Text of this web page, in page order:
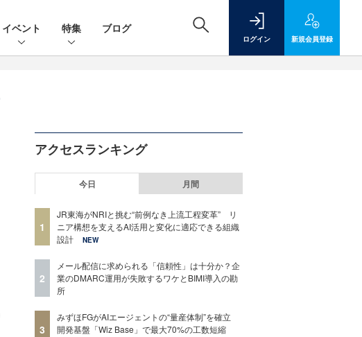
イベント 特集 ブログ
ログイン 新規会員登録
アクセスランキング
今日 月間
1
JR東海がNRIと挑む“前例なき上流工程変革” リ
ニア構想を支えるAI活用と変化に適応できる組織
設計
NEW
2
メール配信に求められる「信頼性」は十分か？企
業のDMARC運用が失敗するワケとBIMI導入の勘
所
3
みずほFGがAIエージェントの“量産体制”を確立
開発基盤「Wiz Base」で最大70%の工数短縮